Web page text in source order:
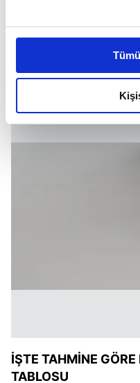
Bu çerezlere izin
daha iyi reklam deneyimi
amacımızın size daha
olduğunu ve sizlere en iyi
elimizden gelen çabayı
reklamların
kalemimiz olduğunu
Her halükârda,
takdirde, kullanıcılara
Sizlere daha iyi bir
Sitemizde kendimize ve
kullanılmaktadır. Bu
reklam/pazarlama
sınırlı olarak açık rızanız
Bu artışlar,
etki edecek ve
önemli bir adım
İŞTE TAHMİNE
TABLOSU